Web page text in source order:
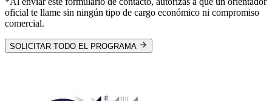
oficial te llame sin ningún tipo de cargo económico ni compromiso
comercial.
SOLICITAR TODO EL PROGRAMA